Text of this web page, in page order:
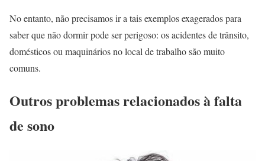
No entanto, não precisamos ir a tais exemplos exagerados para
saber que não dormir pode ser perigoso: os acidentes de trânsito,
domésticos ou maquinários no local de trabalho são muito
comuns.
Outros problemas relacionados à falta
de sono